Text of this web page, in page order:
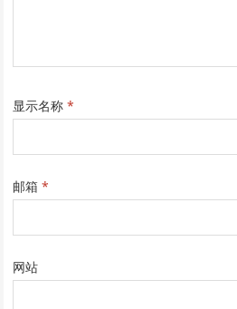
显示名称*
邮箱*
网站